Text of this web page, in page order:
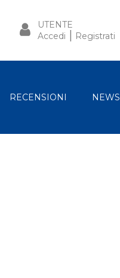
UTENTE
Accedi | Registrati
RECENSIONI NEWS